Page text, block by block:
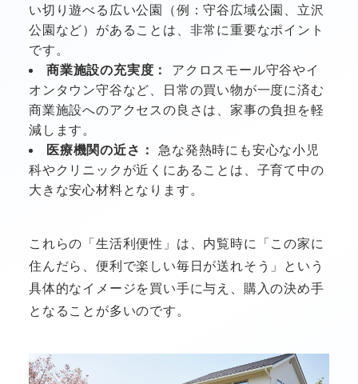
い切り遊べる広い公園（例：守谷広域公園、立沢
公園など）があることは、非常に重要なポイント
です。
商業施設の充実度：
アクロスモール守谷やイ
オンタウン守谷など、日常の買い物が一度に済む
商業施設へのアクセスの良さは、家事の負担を軽
減します。
医療機関の近さ：
急な発熱時にも安心な小児
科やクリニックが近くにあることは、子育て中の
大きな安心材料となります。
これらの「生活利便性」は、内覧時に「この家に
住んだら、便利で楽しい毎日が送れそう」という
具体的なイメージを買い手に与え、購入の決め手
となることが多いのです。